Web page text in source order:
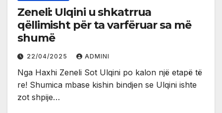
Zeneli: Ulqini u shkatrrua
qëllimisht për ta varfëruar sa më
shumë
22/04/2025 ADMINI
Nga Haxhi Zeneli Sot Ulqini po kalon një etapë të
re! Shumica mbase kishin bindjen se Ulqini ishte
zot shpije…